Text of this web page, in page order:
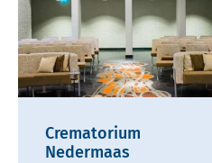
Crematorium
Nedermaas